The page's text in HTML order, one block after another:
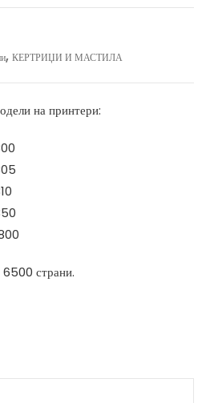
, КЕРТРИЏИ И МАСТИЛА
на принтери:
6500 страни.